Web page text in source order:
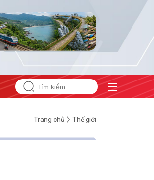
#Hội nghị Trung ương 3
Trang chủ Thế giới